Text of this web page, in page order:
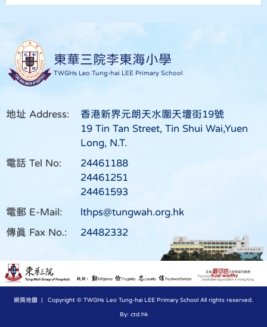
東華三院李東海小學
TWGHs Leo Tung-hai LEE Primary School
地址 Address:
香港新界元朗天水圍天壇街19號
19 Tin Tan Street, Tin Shui Wai,Yuen
Long, N.T.
電話 Tel No:
24461188
24461251
24461593
電郵 E-Mail:
lthps@tungwah.org.hk
傳真 Fax No.:
24482332
網頁地圖 | Copyright © TWGHs Leo Tung-hai LEE Primary School All rights reserved.
By: ctd.hk